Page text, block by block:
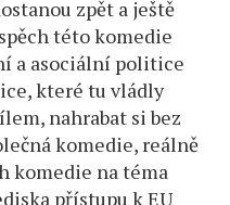
zpět a ještě
této komedie
a asociální politice
které tu vládly
nahrabat si bez
komedie, reálně
komedie na téma
přístupu k EU